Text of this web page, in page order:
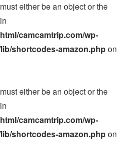
either be an object or the
camcamtrip.com/wp-
shortcodes-amazon.phpon
either be an object or the
camcamtrip.com/wp-
shortcodes-amazon.phpon